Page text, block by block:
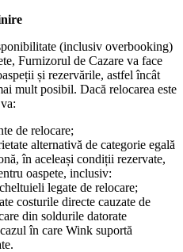
(inclusiv overbooking)
Furnizorul de Cazare va face
și rezervările, astfel încât
mult posibil. Dacă relocarea este
de relocare;
alternativă de categorie egală
în aceleași condiții rezervate,
oaspete, inclusiv:
legate de relocare;
costurile directe cauzate de
din soldurile datorate
în care Wink suportă